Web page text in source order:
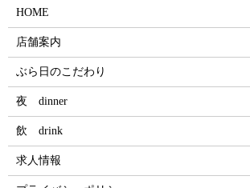
HOME
店舗案内
ぶら日のこだわり
夜 dinner
飲 drink
求人情報